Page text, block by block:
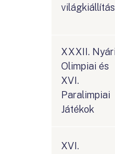
világkiállítás
XXXII. Nyári
Olimpiai és
XVI.
Paralimpiai
Játékok
XVI.